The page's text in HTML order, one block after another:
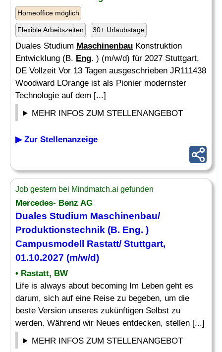
Homeoffice möglich
Flexible Arbeitszeiten 30+ Urlaubstage
Duales Studium Maschinenbau Konstruktion
Entwicklung (B. Eng. ) (m/w/d) für 2027 Stuttgart,
DE Vollzeit Vor 13 Tagen ausgeschrieben JR111438
Woodward LOrange ist als Pionier modernster
Technologie auf dem [...]
MEHR INFOS ZUM STELLENANGEBOT
▶ Zur Stellenanzeige
Job gestern bei Mindmatch.ai gefunden
Mercedes- Benz AG
Duales Studium Maschinenbau/
Produktionstechnik (B. Eng. )
Campusmodell Rastatt/ Stuttgart,
01.10.2027 (m/w/d)
• Rastatt, BW
Life is always about becoming Im Leben geht es
darum, sich auf eine Reise zu begeben, um die
beste Version unseres zukünftigen Selbst zu
werden. Während wir Neues entdecken, stellen [...]
MEHR INFOS ZUM STELLENANGEBOT